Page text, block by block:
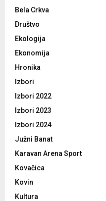
Bela Crkva
Društvo
Ekologija
Ekonomija
Hronika
Izbori
Izbori 2022
Izbori 2023
Izbori 2024
Južni Banat
Karavan Arena Sport
Kovačica
Kovin
Kultura